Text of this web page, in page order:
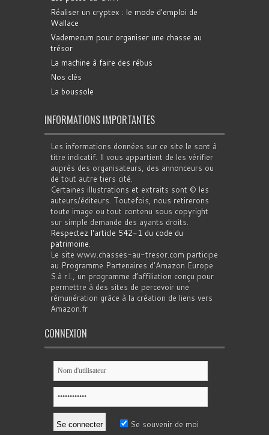
Réaliser un cryptex : le mode d'emploi de
Wallace
Vademecum pour organiser une chasse au
trésor
La machine à faire des rébus
Nos clés
La boussole
INFORMATIONS IMPORTANTES
Les informations données sur ce site le sont à
titre indicatif. Il vous appartient de les vérifier
auprès des organisateurs, des annonceurs ou
de tout autre tiers cité.
Certaines illustrations et extraits sont © les
auteurs/éditeurs. Toutefois, nous retirerons
toute image ou tout contenu sous copyright
sur simple demande des ayants droits.
Respectez l'article 542-1 du code du
patrimoine.
Le site www.chasses-au-tresor.com participe
au Programme Partenaires d’Amazon Europe
S.à r.l., un programme d’affiliation conçu pour
permettre à des sites de percevoir une
rémunération grâce à la création de liens vers
Amazon.fr
CONNEXION
Se souvenir de moi